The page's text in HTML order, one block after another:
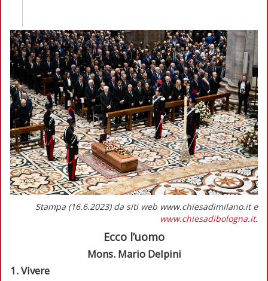
Stampa (16.6.2023) da siti web www.chiesadimilano.it e
www.chiesadibologna.it.
Ecco l’uomo
Mons. Mario Delpini
1. Vivere